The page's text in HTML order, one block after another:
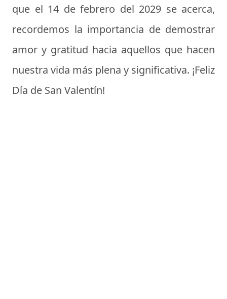
que el 14 de febrero del 2029 se acerca,
recordemos la importancia de demostrar
amor y gratitud hacia aquellos que hacen
nuestra vida más plena y significativa. ¡Feliz
Día de San Valentín!